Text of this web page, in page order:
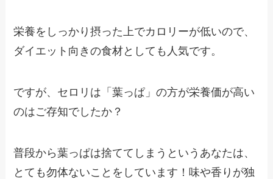
栄養をしっかり摂った上でカロリーが低いので、
ダイエット向きの食材としても人気です。
ですが、セロリは「葉っぱ」の方が栄養価が高い
のはご存知でしたか？
普段から葉っぱは捨ててしまうというあなたは、
とても勿体ないことをしています！味や香りが独